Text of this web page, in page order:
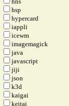
hsp
hypercard
iappli
icewm
imagemagick
java
javascript
jiji
json
k3d
kaigai
keitai